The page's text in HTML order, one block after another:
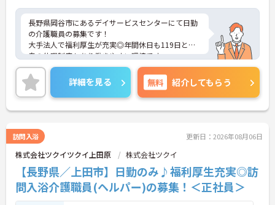
と多彩な研修で専門性を高めます 】
・入社後1年間は専門のチューター（指導担当者）
がマンツーマンで手厚くフォローするため新しい環
境でも安心です
・資格手当の支給や公的資格取得・自己啓発支援制
度を通じて有資格者のさらなるステップアップを後
押しします
・階層別研修や所属先以外の事業所で行う交換研修
など豊富な教育プログラムで専門職としての成長を
長野県岡谷市にあるデイサービスセンターにて日勤
の介護職員の募集です！
大手法人で福利厚生が充実◎年間休日も119日と独
自の休暇制度もあり働きやすい環境です。
ご興味のある方には、面接対策ポイントなどさらに
詳細をお話いたしますので、お気軽にご相談くださ
い。
詳細を見る 無料 紹介してもらう
訪問入浴 更新日：2026年08月06日
株式会社ツクイツクイ上田原 株式会社ツクイ
【長野県／上田市】日勤のみ♪福利厚生充実◎訪
問入浴介護職員(ヘルパー)の募集！＜正社員＞